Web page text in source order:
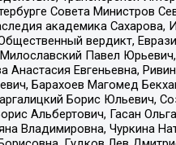
Совета Министров
академика
вердикт,
Павел
Евгеньевна,
Барахоев Магомед
Борис Юльевич,
Альбертович, Гасан
Владимировна, Чуркина